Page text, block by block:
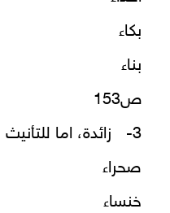
بكاء
بناء
ص153
3- زائدة، اما للتأنيث مثل :
صحراء
خنساء